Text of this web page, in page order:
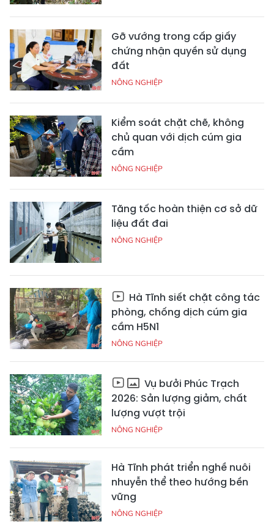
Gỡ vướng trong cấp giấy
chứng nhận quyền sử dụng
đất
NÔNG NGHIỆP
Kiểm soát chặt chẽ, không
chủ quan với dịch cúm gia
cầm
NÔNG NGHIỆP
Tăng tốc hoàn thiện cơ sở dữ
liệu đất đai
NÔNG NGHIỆP
Hà Tĩnh siết chặt công tác
phòng, chống dịch cúm gia
cầm H5N1
NÔNG NGHIỆP
Vụ bưởi Phúc Trạch
2026: Sản lượng giảm, chất
lượng vượt trội
NÔNG NGHIỆP
Hà Tĩnh phát triển nghề nuôi
nhuyễn thể theo hướng bền
vững
NÔNG NGHIỆP